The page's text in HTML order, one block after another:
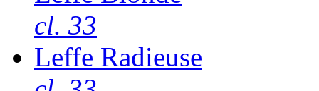
cl. 33
Leffe Radieuse